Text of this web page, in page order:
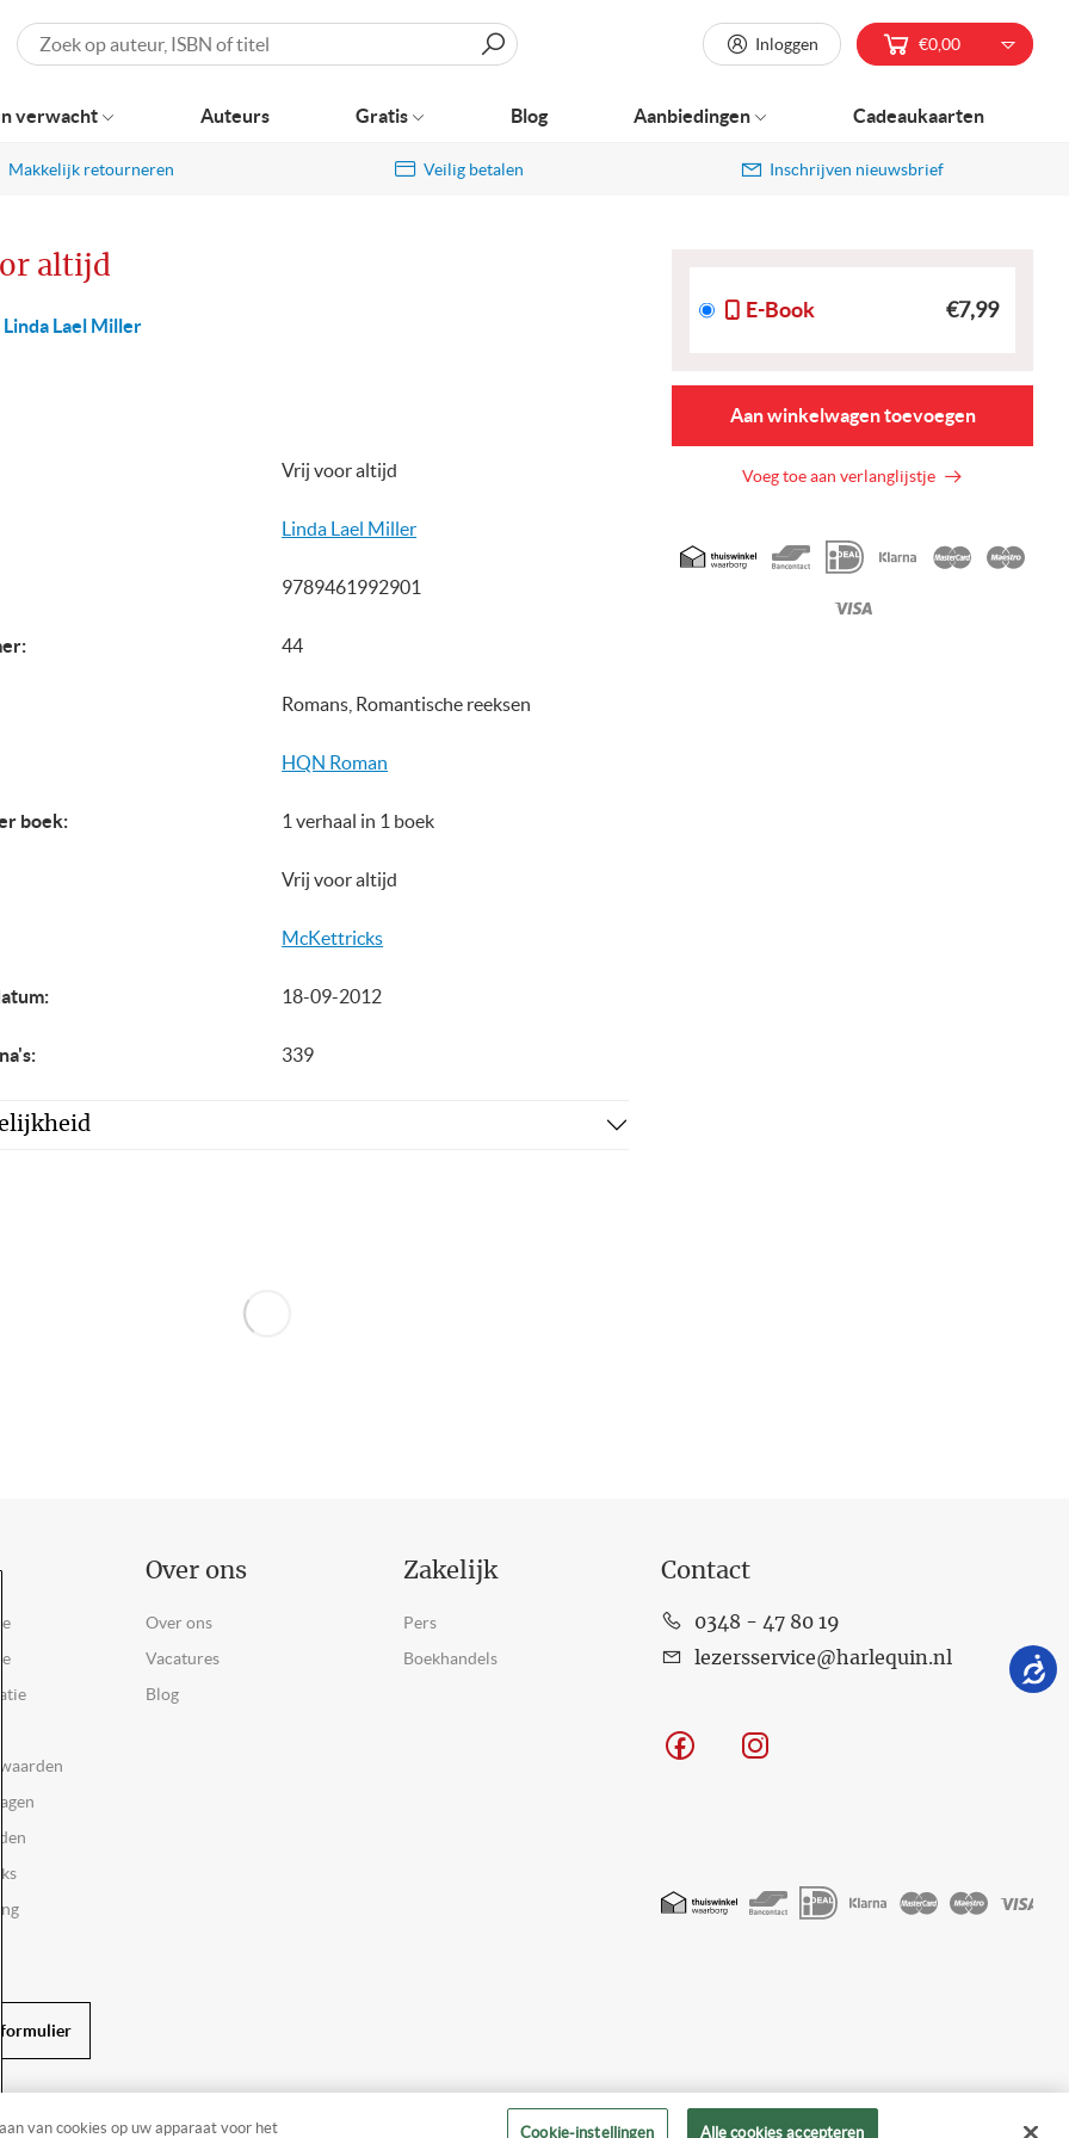
Makkelijk retourneren Veilig betalen Inschrijven nieuwsbrief
altijd
Linda Lael Miller
Vrij voor altijd
Linda Lael Miller
9789461992901
44
Romans, Romantische reeksen
HQN Roman
boek: 1 verhaal in 1 boek
Vrij voor altijd
McKettricks
18-09-2012
339
E-Book €7,99
Aan winkelwagen toevoegen
Voeg toe aan verlanglijstje
Geaccepteerde
betaalmethoden
Zoeken Inloggen €0,00
verwacht Auteurs Gratis Blog Aanbiedingen Cadeaukaarten
Over ons
Over ons
Vacatures
Blog
Zakelijk
Pers
Boekhandels
Contact
0348 - 47 80 19
lezersservice@harlequin.nl
Facebook
Geaccepteerde
betaalmethoden
van cookies op uw apparaat voor het Cookie-instellingen Alle cookies accepteren